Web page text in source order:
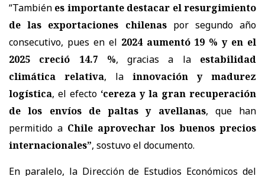
“También es importante destacar el resurgimiento
de las exportaciones chilenaspor segundo año
consecutivo, pues en el 2024 aumentó 19 % y en el
2025 creció 14.7 %, gracias a la estabilidad
climática relativa, la innovación y madurez
logística, el efecto ‘cereza y la gran recuperación
de los envíos de paltas y avellanas, que han
permitido a Chile aprovechar los buenos precios
internacionales”, sostuvo el documento.
En paralelo, la Dirección de Estudios Económicos del